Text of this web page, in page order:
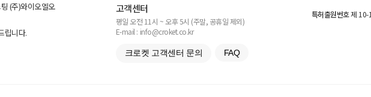
(주)와이오엘오
립니다.
고객센터
평일 오전 11시 ~ 오후 5시 (주말, 공휴일 제외)
E-mail : info@croket.co.kr
크로켓 고객센터 문의 FAQ
특허출원번호제